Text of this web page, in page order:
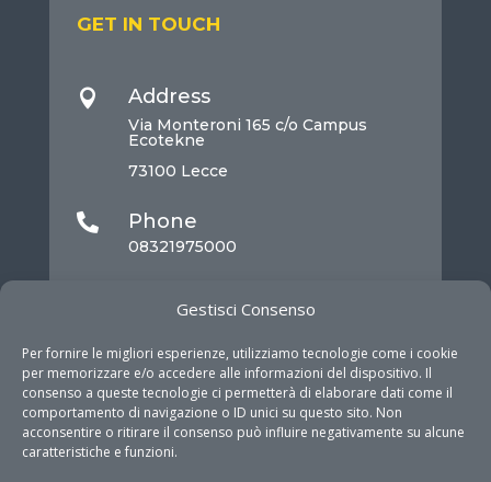
Gestisci Consenso
Per fornire le migliori esperienze, utilizziamo tecnologie come i cookie
per memorizzare e/o accedere alle informazioni del dispositivo. Il
consenso a queste tecnologie ci permetterà di elaborare dati come il
comportamento di navigazione o ID unici su questo sito. Non
acconsentire o ritirare il consenso può influire negativamente su alcune
caratteristiche e funzioni.
GET IN TOUCH
 Address
Via Monteroni 165 c/o Campus
Ecotekne
73100 Lecce
 Phone
08321975000